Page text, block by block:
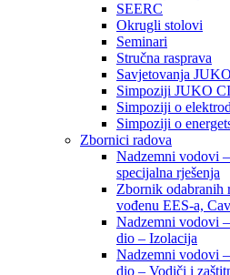
SEERC
Okrugli stolovi
Seminari​
Stručna rasprava​
Savjetovanja
Simpoziji JUKO
Simpoziji o
Simpoziji o
Zbornici radova
Nadzemni vodovi
specijalna rješenja
Zbornik odabranih
vođenu EES-a,
Nadzemni vodovi
dio – Izolacija
Nadzemni vodovi
dio – Vodiči i